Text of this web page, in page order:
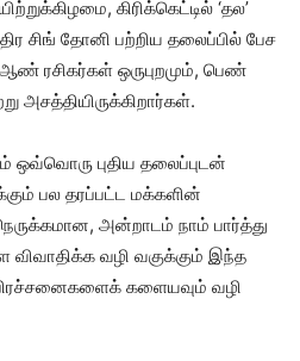
கிரிக்கெட்டில் ‘தல’
சிங் தோனி பற்றிய தலைப்பில் பேச
ரசிகர்கள் ஒருபுறமும், பெண்
அசத்தியிருக்கிறார்கள்.
புதிய தலைப்புடன்
பல தரப்பட்ட மக்களின்
அன்றாடம் நாம் பார்த்து
விவாதிக்க வழி வகுக்கும் இந்த
பிரச்சனைகளைக் களையவும் வழி